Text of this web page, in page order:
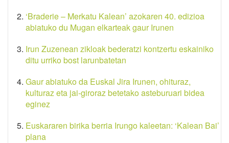
‘Braderie – Merkatu Kalean’ azokaren 40. edizioa
abiatuko du Mugan elkarteak gaur Irunen
Irun Zuzenean zikloak bederatzi kontzertu eskainiko
ditu urriko bost larunbatetan
Gaur abiatuko da Euskal Jira Irunen, ohituraz,
kulturaz eta jai-giroraz betetako asteburuari bidea
eginez
Euskararen birika berria Irungo kaleetan: ‘Kalean Bai’
plana